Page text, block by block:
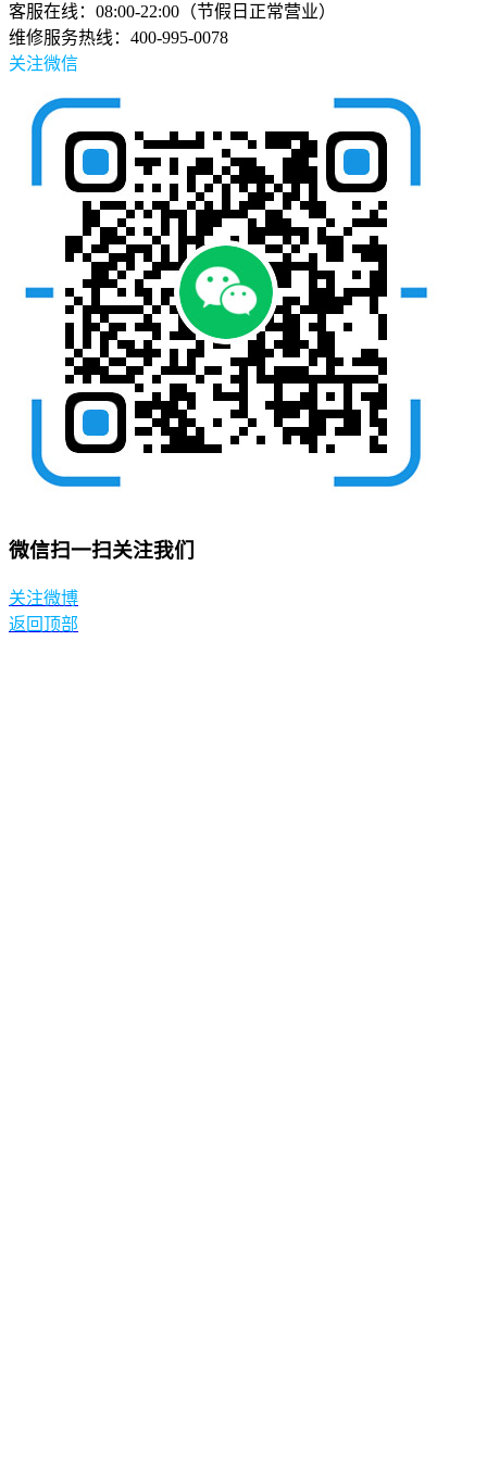
客服在线：08:00-22:00（节假日正常营业）
维修服务热线：400-995-0078
关注微信
微信扫一扫关注我们
关注微博
返回顶部